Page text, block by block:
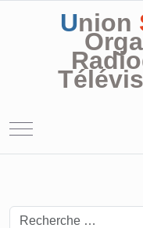
Union
Mobile Menu Toggle
Rechercher